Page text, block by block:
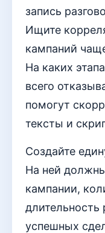
запись
Ищите
кампаний
На каких
всего
помогут
тексты и
Создайте
На ней
кампании,
длительность
успешных